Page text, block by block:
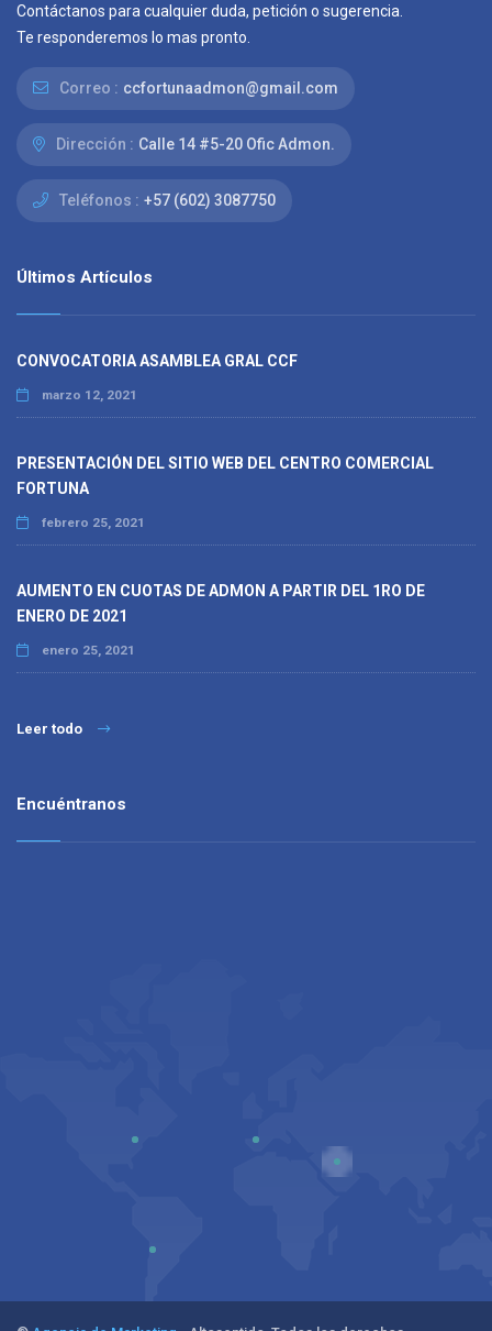
Contáctanos para cualquier duda, petición o sugerencia.
Te responderemos lo mas pronto.
Correo : ccfortunaadmon@gmail.com
Dirección : Calle 14 #5-20 Ofic Admon.
Teléfonos : +57 (602) 3087750
Últimos Artículos
CONVOCATORIA ASAMBLEA GRAL CCF
marzo 12, 2021
PRESENTACIÓN DEL SITIO WEB DEL CENTRO COMERCIAL
FORTUNA
febrero 25, 2021
AUMENTO EN CUOTAS DE ADMON A PARTIR DEL 1RO DE
ENERO DE 2021
enero 25, 2021
Leer todo
Encuéntranos